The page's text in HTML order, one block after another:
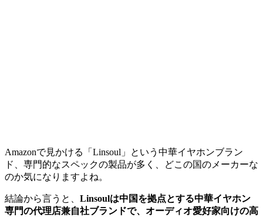
Amazonで見かける「Linsoul」という中華イヤホンブラン
ド、専門的なスペックの製品が多く、どこの国のメーカーな
のか気になりますよね。
結論から言うと、 Linsoulは中国を拠点とする中華イヤホン
専門の代理店兼自社ブランドで、オーディオ愛好家向けの高